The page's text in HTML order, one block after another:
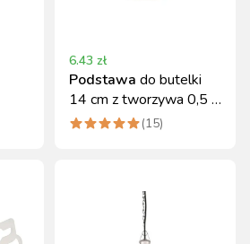
6.43 zł
Podstawa do butelki
14 cm z tworzywa 0,5 l
NOVITAL
(15)